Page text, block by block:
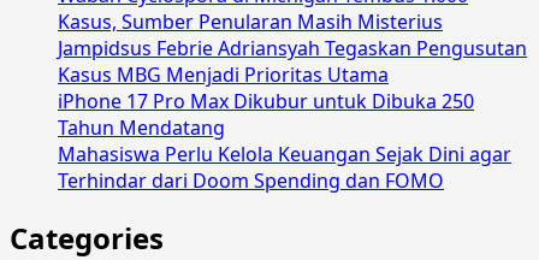
Kasus, Sumber Penularan Masih Misterius
Jampidsus Febrie Adriansyah Tegaskan Pengusutan
Kasus MBG Menjadi Prioritas Utama
iPhone 17 Pro Max Dikubur untuk Dibuka 250
Tahun Mendatang
Mahasiswa Perlu Kelola Keuangan Sejak Dini agar
Terhindar dari Doom Spending dan FOMO
Categories